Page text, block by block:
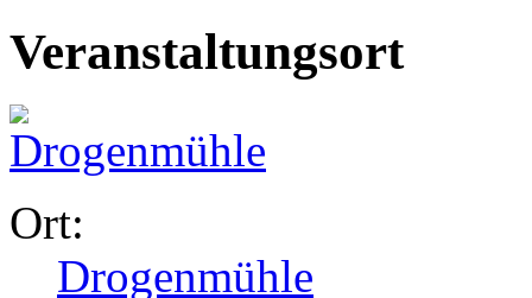
Veranstaltungsort
Ort:
Drogenmühle